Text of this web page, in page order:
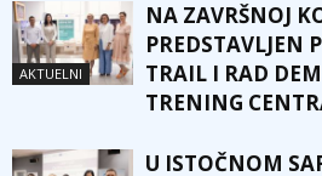
AKTUELNI
NA ZAVRŠNOJ
PREDSTAVLJEN
TRAIL I RAD
TRENING
U ISTOČNOM